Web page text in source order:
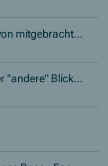
mitgebrachte
Anerkenn
"andere" Blick a
sowie An